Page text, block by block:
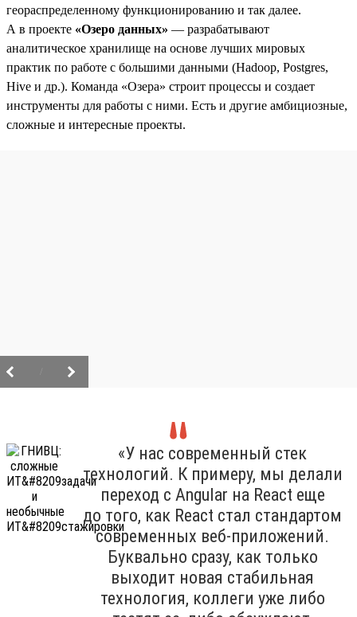
геораспределенному функционированию и так далее.
А в проекте «Озеро данных» — разрабатывают
аналитическое хранилище на основе лучших мировых
практик по работе с большими данными (Hadoop, Postgres,
Hive и др.). Команда «Озера» строит процессы и создает
инструменты для работы с ними. Есть и другие амбициозные,
сложные и интересные проекты.
«У нас современный стек
технологий. К примеру, мы делали
переход с Angular на React еще
до того, как React стал стандартом
современных веб-приложений.
Буквально сразу, как только
выходит новая стабильная
технология, коллеги уже либо